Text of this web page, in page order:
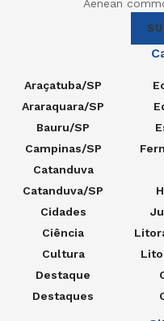
Aenean
Araçatuba/SP
Araraquara/SP
Bauru/SP
Campinas/SP
Catanduva
Catanduva/SP
Cidades
Ciência
Cultura
Destaque
Destaques